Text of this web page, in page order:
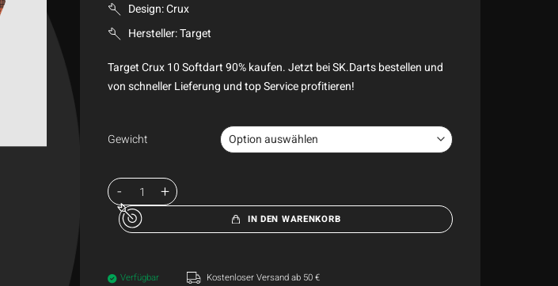
Design: Crux
Hersteller: Target
Target Crux 10 Softdart 90% kaufen. Jetzt bei SK.Darts bestellen und
von schneller Lieferung und top Service profitieren!
Gewicht
IN DEN WARENKORB
Verfügbar Kostenloser Versand ab 50 €